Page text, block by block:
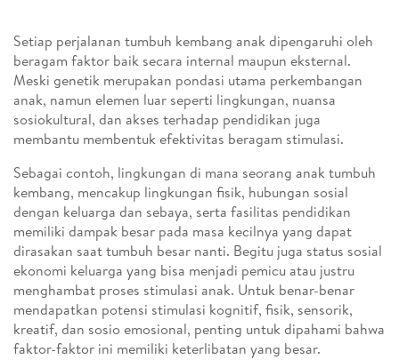
Setiap perjalanan tumbuh kembang anak dipengaruhi oleh
beragam faktor baik secara internal maupun eksternal.
Meski genetik merupakan pondasi utama perkembangan
anak, namun elemen luar seperti lingkungan, nuansa
sosiokultural, dan akses terhadap pendidikan juga
membantu membentuk efektivitas beragam stimulasi.
Sebagai contoh, lingkungan di mana seorang anak tumbuh
kembang, mencakup lingkungan fisik, hubungan sosial
dengan keluarga dan sebaya, serta fasilitas pendidikan
memiliki dampak besar pada masa kecilnya yang dapat
dirasakan saat tumbuh besar nanti. Begitu juga status sosial
ekonomi keluarga yang bisa menjadi pemicu atau justru
menghambat proses stimulasi anak. Untuk benar-benar
mendapatkan potensi stimulasi kognitif, fisik, sensorik,
kreatif, dan sosio emosional, penting untuk dipahami bahwa
faktor-faktor ini memiliki keterlibatan yang besar.